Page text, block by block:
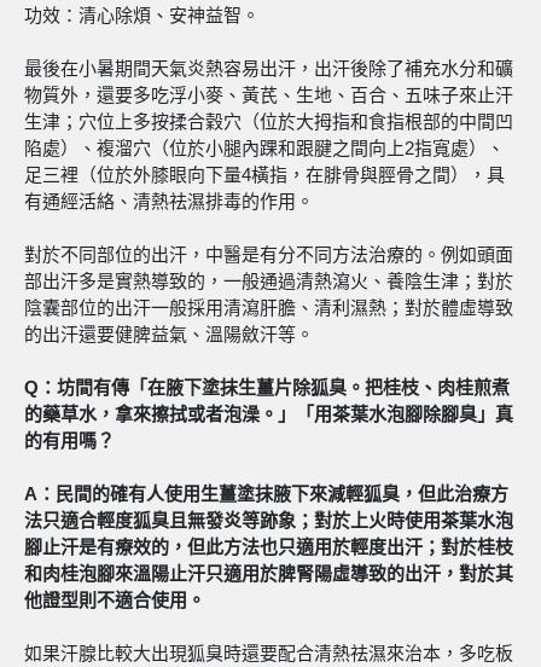
功效：清心除煩、安神益智。
最後在小暑期間天氣炎熱容易出汗，出汗後除了補充水分和礦
物質外，還要多吃浮小麥、黃芪、生地、百合、五味子來止汗
生津；穴位上多按揉合穀穴（位於大拇指和食指根部的中間凹
陷處）、複溜穴（位於小腿內踝和跟腱之間向上2指寬處）、
足三裡（位於外膝眼向下量4橫指，在腓骨與脛骨之間），具
有通經活絡、清熱祛濕排毒的作用。
對於不同部位的出汗，中醫是有分不同方法治療的。例如頭面
部出汗多是實熱導致的，一般通過清熱瀉火、養陰生津；對於
陰囊部位的出汗一般採用清瀉肝膽、清利濕熱；對於體虛導致
的出汗還要健脾益氣、溫陽斂汗等。
Q ：坊間有傳「在腋下塗抹生薑片除狐臭。把桂枝、肉桂煎煮
的藥草水，拿來擦拭或者泡澡。」「用茶葉水泡腳除腳臭」真
的有用嗎？
A ：民間的確有人使用生薑塗抹腋下來減輕狐臭，但此治療方
法只適合輕度狐臭且無發炎等跡象；對於上火時使用茶葉水泡
腳止汗是有療效的，但此方法也只適用於輕度出汗；對於桂枝
和肉桂泡腳來溫陽止汗只適用於脾腎陽虛導致的出汗，對於其
他證型則不適合使用。
如果汗腺比較大出現狐臭時還要配合清熱祛濕來治本，多吃板